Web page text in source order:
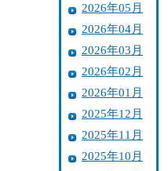
2026年05月
2026年04月
2026年03月
2026年02月
2026年01月
2025年12月
2025年11月
2025年10月